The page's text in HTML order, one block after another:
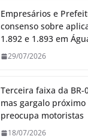
Empresários e
consenso sobre
1.892 e 1.893 em
29/07/2026
Terceira faixa da BR-
mas gargalo próximo
preocupa motoristas
18/07/2026